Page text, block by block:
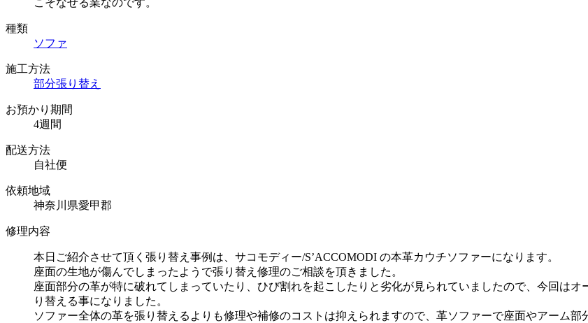
こそなせる業なのです。
種類
ソファ
施工方法
部分張り替え
お預かり期間
4週間
配送方法
自社便
依頼地域
神奈川県愛甲郡
修理内容
本日ご紹介させて頂く張り替え事例は、サコモディー/S’ACCOMODI の本革カウチソファーになります。
座面の生地が傷んでしまったようで張り替え修理のご相談を頂きました。
座面部分の革が特に破れてしまっていたり、ひび割れを起こしたりと劣化が見られていましたので、今回は
り替える事になりました。
ソファー全体の革を張り替えるよりも修理や補修のコストは抑えられますので、革ソファーで座面やアーム